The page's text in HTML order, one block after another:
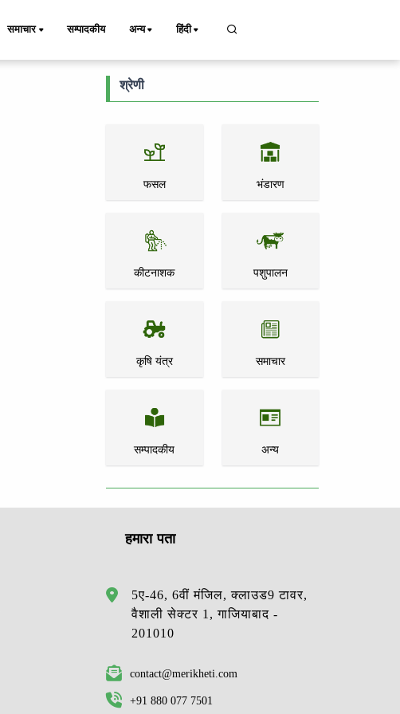
समाचार सम्पादकीय अन्य हिंदी
श्रेणी
फसल भंडारण
कीटनाशक पशुपालन
कृषि यंत्र समाचार
सम्पादकीय अन्य
हमारा पता
5ए-46, 6वीं मंजिल, क्लाउड9 टावर,
वैशाली सेक्टर 1, गाजियाबाद -
201010
contact@merikheti.com
+91 880 077 7501